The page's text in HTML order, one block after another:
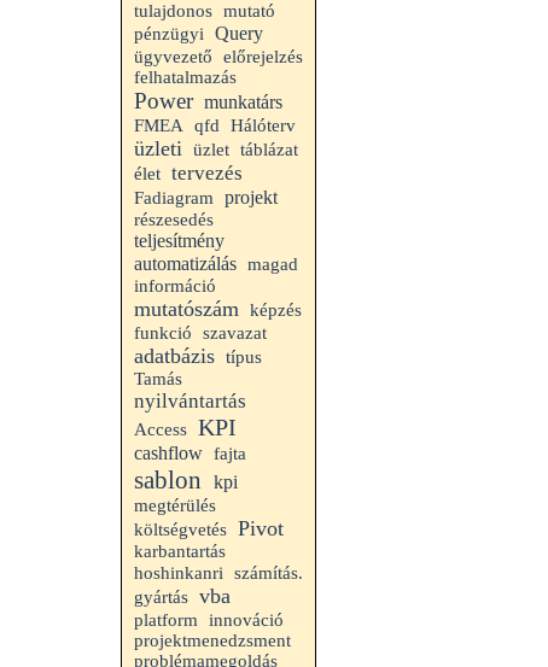
tulajdonos mutató
pénzügyi
Query
ügyvezető
előrejelzés
felhatalmazás
Power munkatárs
FMEA qfd Hálóterv
üzleti üzlet táblázat
élet tervezés
Fadiagram projekt
részesedés
teljesítmény
automatizálás magad
információ
mutatószám képzés
funkció
szavazat
adatbázis típus
Tamás
nyilvántartás
Access KPI
cashflow fajta
sablon kpi
megtérülés
költségvetés Pivot
karbantartás
hoshinkanri
számítás.
gyártás vba
platform
innováció
projektmenedzsment
problémamegoldás